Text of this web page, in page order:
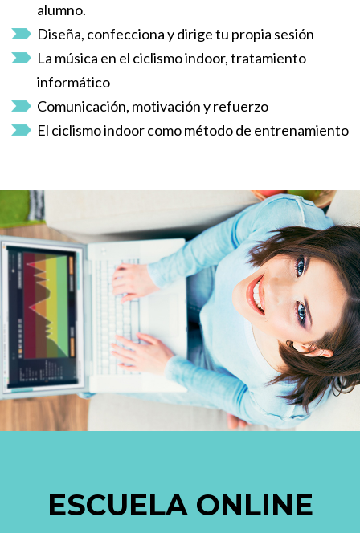
alumno.
Diseña, confecciona y dirige tu propia sesión
La música en el ciclismo indoor, tratamiento
informático
Comunicación, motivación y refuerzo
El ciclismo indoor como método de entrenamiento
ESCUELA ONLINE